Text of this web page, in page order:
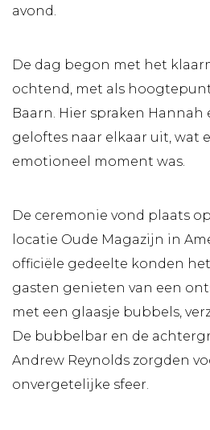
avond.
De dag begon met het
ochtend, met als
Baarn. Hier spraken
geloftes naar elkaar uit, wat
emotioneel moment was.
De ceremonie vond plaats
locatie Oude Magazijn in
officiële gedeelte konden
gasten genieten van een
met een glaasje bubbels,
De bubbelbar en de
Andrew Reynolds zorgden
onvergetelijke sfeer.